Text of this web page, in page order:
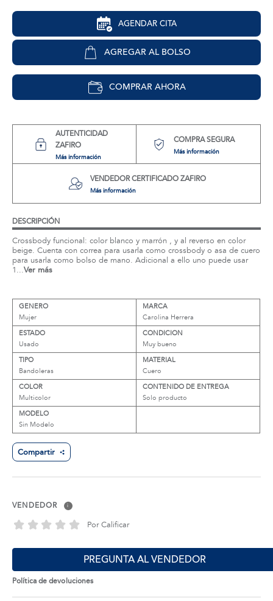
AGENDAR CITA
AGREGAR AL BOLSO
COMPRAR AHORA
AUTENTICIDAD
ZAFIRO
Más información
COMPRA SEGURA
Más información
VENDEDOR CERTIFICADO ZAFIRO
Más información
DESCRIPCIÓN
Crossbody funcional: color blanco y marrón , y al reverso en color
beige. Cuenta con correa para usarla como crossbody o asa de cuero
para usarla como bolso de mano. Adicional a ello uno puede usar
1...Ver más
GENERO
Mujer
MARCA
Carolina Herrera
ESTADO
Usado
CONDICION
Muy bueno
TIPO
Bandoleras
MATERIAL
Cuero
COLOR
Multicolor
CONTENIDO DE ENTREGA
Solo producto
MODELO
Sin Modelo
Compartir
VENDEDOR i
Por Calificar
PREGUNTA AL VENDEDOR
Política de devoluciones